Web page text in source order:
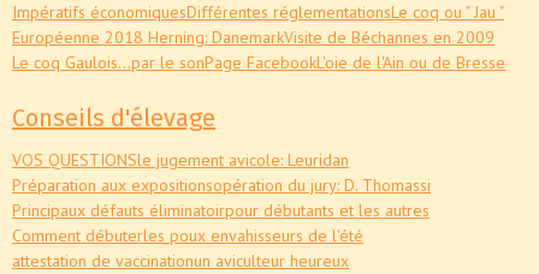
Impératifs économiquesDifférentes réglementationsLe coq ou " Jau "
Européenne 2018 Herning: DanemarkVisite de Béchannes en 2009
Le coq Gaulois...par le sonPage FacebookL'oie de l'Ain ou de Bresse
Conseils d'élevage
VOS QUESTIONSle jugement avicole: Leuridan
Préparation aux expositionsopération du jury: D. Thomassi
Principaux défauts éliminatoirpour débutants et les autres
Comment débuterles poux envahisseurs de l'été
attestation de vaccinationun aviculteur heureux